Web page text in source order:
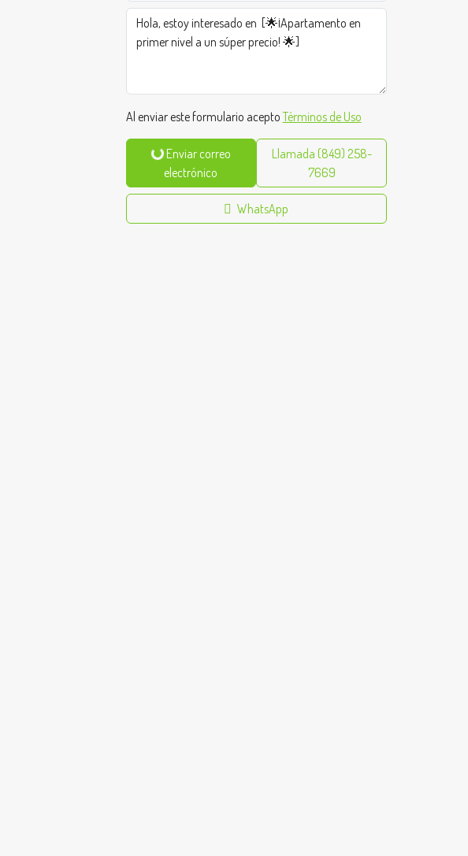
Al enviar este formulario aceptoTérminos de Uso
Enviar correo
electrónico
Llamada (849) 258-
7669
WhatsApp